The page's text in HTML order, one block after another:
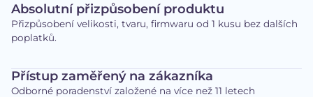
Absolutní přizpůsobení produktu
Přizpůsobení velikosti, tvaru, firmwaru od 1 kusu bez dalších
poplatků.
Přístup zaměřený na zákazníka
Odborné poradenství založené na více než 11 letech